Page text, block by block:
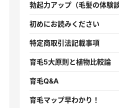
勃起力アップ（毛髪の体験談
初めにお読みください
特定商取引法記載事項
育毛5大原則と植物比較論
育毛Q&A
育毛マップ早わかり！